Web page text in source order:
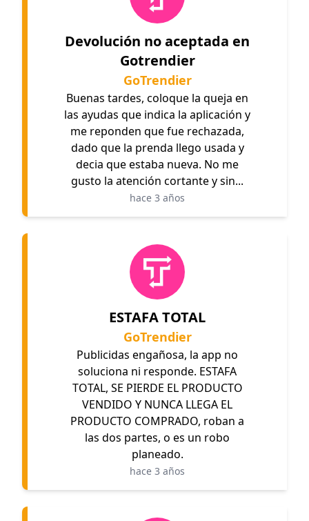
Devolución no aceptada en
Gotrendier
GoTrendier
Buenas tardes, coloque la queja en
las ayudas que indica la aplicación y
me reponden que fue rechazada,
dado que la prenda llego usada y
decia que estaba nueva. No me
gusto la atención cortante y sin...
hace 3 años
ESTAFA TOTAL
GoTrendier
Publicidas engañosa, la app no
soluciona ni responde. ESTAFA
TOTAL, SE PIERDE EL PRODUCTO
VENDIDO Y NUNCA LLEGA EL
PRODUCTO COMPRADO, roban a
las dos partes, o es un robo
planeado.
hace 3 años